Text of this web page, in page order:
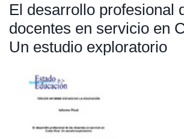
El desarrollo profesional
docentes en servicio en
Un estudio exploratorio